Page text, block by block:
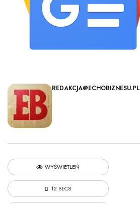
REDAKCJA@ECHOBIZNESU.PL
WYŚWIETLEŃ
12 SECS